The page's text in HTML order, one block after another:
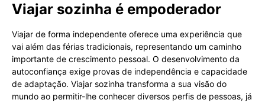
Viajar sozinha é empoderador
Viajar de forma independente oferece uma experiência que
vai além das férias tradicionais, representando um caminho
importante de crescimento pessoal. O desenvolvimento da
autoconfiança exige provas de independência e capacidade
de adaptação. Viajar sozinha transforma a sua visão do
mundo ao permitir-lhe conhecer diversos perfis de pessoas, já